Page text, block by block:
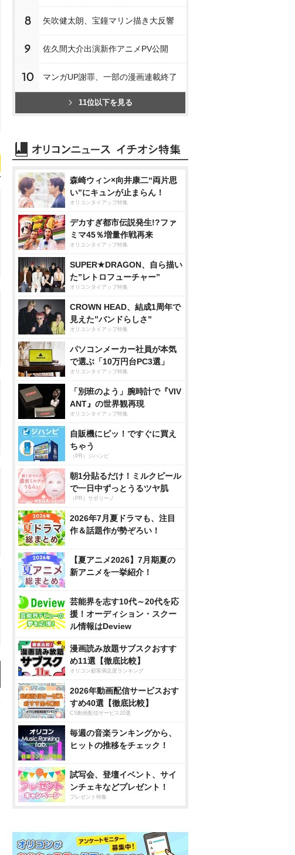
8 矢吹健太朗、宝鐘マリン描き大反響
9 佐久間大介出演新作アニメPV公開
10 マンガUP謝罪、一部の漫画連載終了
11位以下を見る
森崎ウィン×向井康二“両片思
い”にキュンが止まらん！
オリコンタイアップ特集
デカすぎ都市伝説発生!?ファ
ミマ45％増量作戦再来
オリコンタイアップ特集
SUPER★DRAGON、自ら描い
た”レトロフューチャー”
オリコンタイアップ特集
CROWN HEAD、結成1周年で
見えた”バンドらしさ”
オリコンタイアップ特集
パソコンメーカー社員が本気
で選ぶ「10万円台PC3選」
オリコンタイアップ特集
「別班のよう」腕時計で『VIV
ANT』の世界観再現
オリコンタイアップ特集
自販機にピッ！ですぐに買え
ちゃう
（PR）ジハンピ
朝1分貼るだけ！ミルクピール
で一日中ずっとうるツヤ肌
（PR）サボリーノ
2026年7月夏ドラマも、注目
作＆話題作が勢ぞろい！
【夏アニメ2026】7月期夏の
新アニメを一挙紹介！
芸能界を志す10代～20代を応
援！オーディション・スクー
ル情報はDeview
漫画読み放題サブスクおすす
め11選【徹底比較】
オリコン顧客満足度ランキング
2026年動画配信サービスおす
すめ40選【徹底比較】
CS動画配信サービス20選
毎週の音楽ランキングから、
ヒットの推移をチェック！
試写会、登壇イベント、サイ
ンチェキなどプレゼント！
プレゼント特集